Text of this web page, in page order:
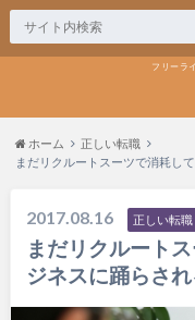
フリーラ
ホーム
正しい転職
まだリクルートスーツで消耗し
2017.08.16 正しい転職
まだリクルート
ジネスに踊らされ